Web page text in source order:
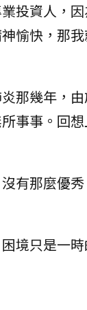
投資人，
愉快，那
那幾年，
事事。回
有那麼優
境只是一